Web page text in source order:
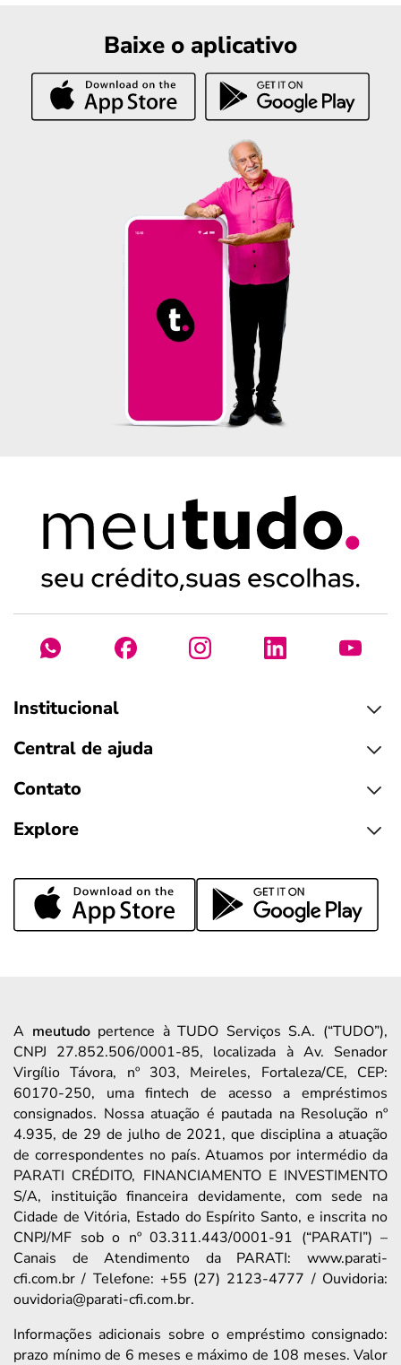
Baixe o aplicativo
Institucional
Central de ajuda
Contato
Explore
A meutudopertence à TUDO Serviços S.A. (“TUDO”),
CNPJ 27.852.506/0001-85, localizada à Av. Senador
Virgílio Távora, nº 303, Meireles, Fortaleza/CE, CEP:
60170-250, uma fintech de acesso a empréstimos
consignados. Nossa atuação é pautada na Resolução nº
4.935, de 29 de julho de 2021, que disciplina a atuação
de correspondentes no país. Atuamos por intermédio da
PARATI CRÉDITO, FINANCIAMENTO E INVESTIMENTO
S/A, instituição financeira devidamente, com sede na
Cidade de Vitória, Estado do Espírito Santo, e inscrita no
CNPJ/MF sob o nº 03.311.443/0001-91 (“PARATI”) –
Canais de Atendimento da PARATI: www.parati-
cfi.com.br / Telefone: +55 (27) 2123-4777 / Ouvidoria:
ouvidoria@parati-cfi.com.br.
Informações adicionais sobre o empréstimo consignado:
prazo mínimo de 6 meses e máximo de 108 meses. Valor